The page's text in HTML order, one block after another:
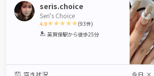
seris.choice
Seri's Choice
4.9
1 2 3 4 5
(93件)
英賀保駅から徒歩25分
空き状況